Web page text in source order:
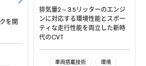
を開
排気量2～3.5リッターのエンジ
ンに対応する環境性能とスポー
ティな走行性能を両立した新時
代のCVT
車両搭載技術 環境